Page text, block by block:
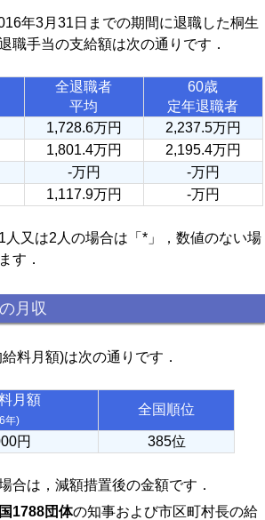
年3月31日までの期間に退職した桐生
職手当の支給額は次の通りです．
全退職者
平均
60歳
定年退職者
1,728.6万円
2,237.5万円
1,801.4万円
2,195.4万円
-万円
-万円
1,117.9万円 -万円
人又は2人の場合は「*」，数値のない場
す．
月収
料月額)は次の通りです．
月額
年)
全国順位
円 385位
合は，減額措置後の金額です．
1788団体の知事および市区町村長の給